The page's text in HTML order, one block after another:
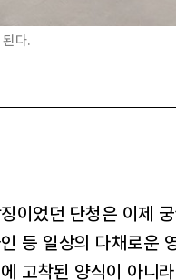
다.
이었던 단청은 이제
등 일상의 다채로운
고착된 양식이 아니